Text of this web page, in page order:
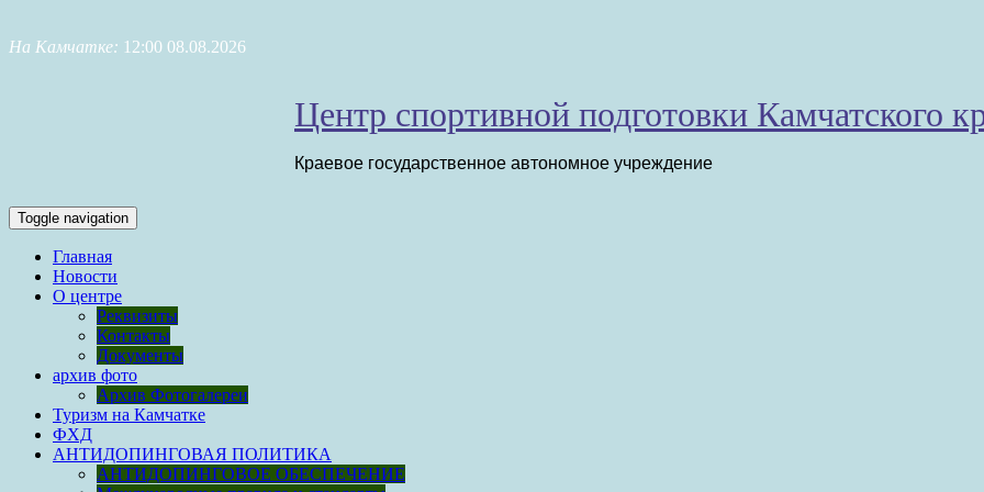
to
content
На Камчатке: 12:00 08.08.2026
Центр спортивной подготовки Камчатского
Краевое государственное автономное учреждение
Toggle navigation
Главная
Новости
О центре
Реквизиты
Контакты
Документы
архив фото
Архив Фотогалереи
Туризм на Камчатке
ФХД
АНТИДОПИНГОВАЯ ПОЛИТИКА
АНТИДОПИНГОВОЕ ОБЕСПЕЧЕНИЕ